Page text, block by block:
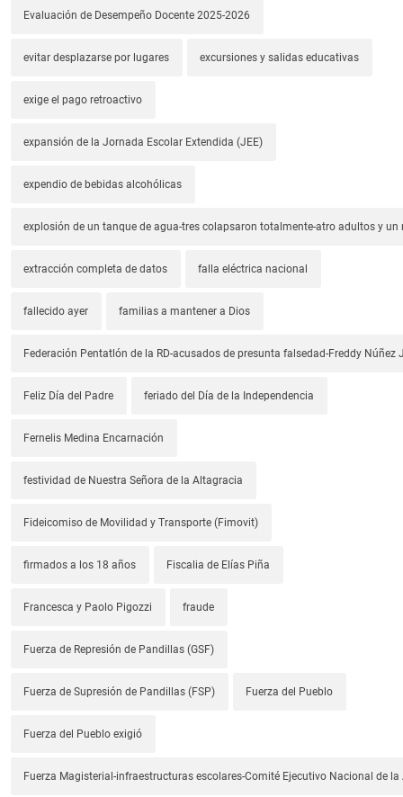
Evaluación de Desempeño Docente 2025-2026
evitar desplazarse por lugares excursiones y salidas educativas
exige el pago retroactivo
expansión de la Jornada Escolar Extendida (JEE)
expendio de bebidas alcohólicas
explosión de un tanque de agua-tres colapsaron totalmente-atro adultos y un
extracción completa de datos falla eléctrica nacional
fallecido ayer familias a mantener a Dios
Federación Pentatlón de la RD-acusados de presunta falsedad-Freddy Núñez
Feliz Día del Padre feriado del Día de la Independencia
Fernelis Medina Encarnación
festividad de Nuestra Señora de la Altagracia
Fideicomiso de Movilidad y Transporte (Fimovit)
firmados a los 18 años Fiscalia de Elías Piña
Francesca y Paolo Pigozzi fraude
Fuerza de Represión de Pandillas (GSF)
Fuerza de Supresión de Pandillas (FSP) Fuerza del Pueblo
Fuerza del Pueblo exigió
Fuerza Magisterial-infraestructuras escolares-Comité Ejecutivo Nacional de la